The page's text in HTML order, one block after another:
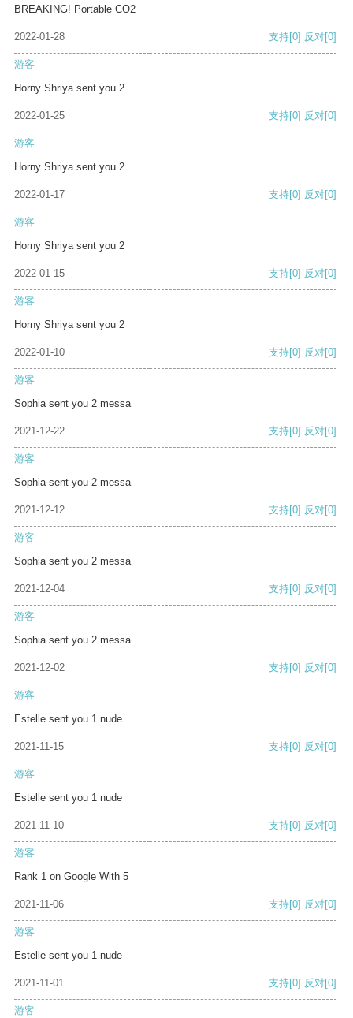
BREAKING! Portable CO2
2022-01-28 支持[0] 反对[0]
游客
Horny Shriya sent you 2
2022-01-25 支持[0] 反对[0]
游客
Horny Shriya sent you 2
2022-01-17 支持[0] 反对[0]
游客
Horny Shriya sent you 2
2022-01-15 支持[0] 反对[0]
游客
Horny Shriya sent you 2
2022-01-10 支持[0] 反对[0]
游客
Sophia sent you 2 messa
2021-12-22 支持[0] 反对[0]
游客
Sophia sent you 2 messa
2021-12-12 支持[0] 反对[0]
游客
Sophia sent you 2 messa
2021-12-04 支持[0] 反对[0]
游客
Sophia sent you 2 messa
2021-12-02 支持[0] 反对[0]
游客
Estelle sent you 1 nude
2021-11-15 支持[0] 反对[0]
游客
Estelle sent you 1 nude
2021-11-10 支持[0] 反对[0]
游客
Rank 1 on Google With 5
2021-11-06 支持[0] 反对[0]
游客
Estelle sent you 1 nude
2021-11-01 支持[0] 反对[0]
游客